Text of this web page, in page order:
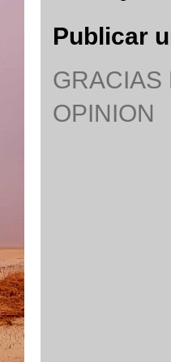
Publicar
GRACIAS
OPINION